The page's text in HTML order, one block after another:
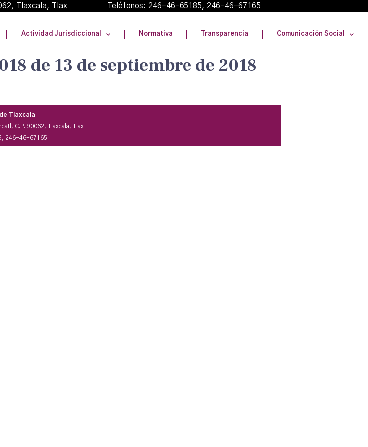
90062, Tlaxcala, Tlax Teléfonos: 246-46-65185, 246-46-67165
Actividad Jurisdiccional Normativa Transparencia Comunicación Social
de 13 de septiembre de 2018
Tlaxcala
C.P. 90062, Tlaxcala, Tlax
246-46-67165